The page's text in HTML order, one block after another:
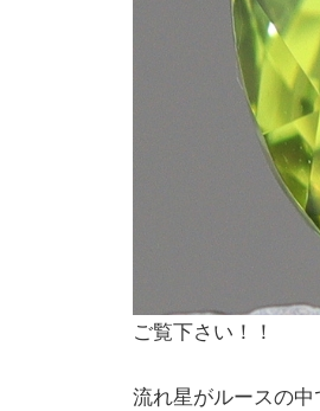
ご覧下さい！！
流れ星がルースの